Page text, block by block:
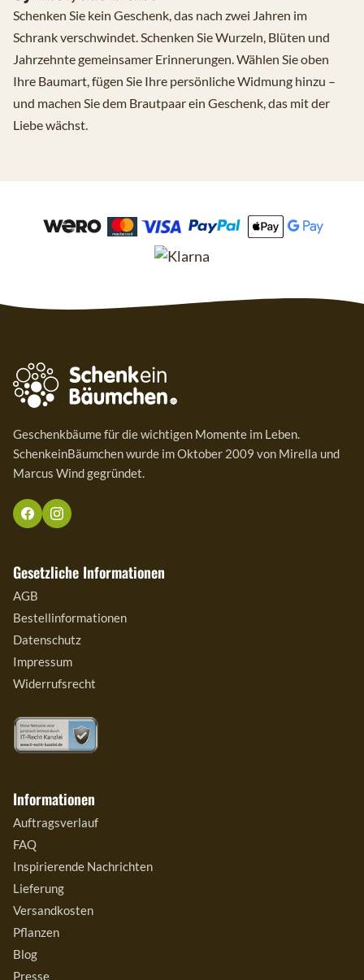
Schenken Sie kein Geschenk, das nach zwei Jahren im
Schrank verschwindet. Schenken Sie Wurzeln, Blüten und
Jahrzehnte gemeinsamer Erinnerungen. Wählen Sie oben
Ihre Baumart, fügen Sie Ihre persönliche Widmung hinzu –
und machen Sie dem Brautpaar ein Geschenk, das mit der
Liebe wächst.
Geschenkbäume für die wichtigen Momente im Leben.
SchenkeinBäumchen wurde im Oktober 2009 von Mirella und
Marcus Wind gegründet.
Gesetzliche Informationen
AGB
Bestellinformationen
Datenschutz
Impressum
Widerrufsrecht
Informationen
Auftragsverlauf
FAQ
Inspirierende Nachrichten
Lieferung
Versandkosten
Pflanzen
Blog
Presse